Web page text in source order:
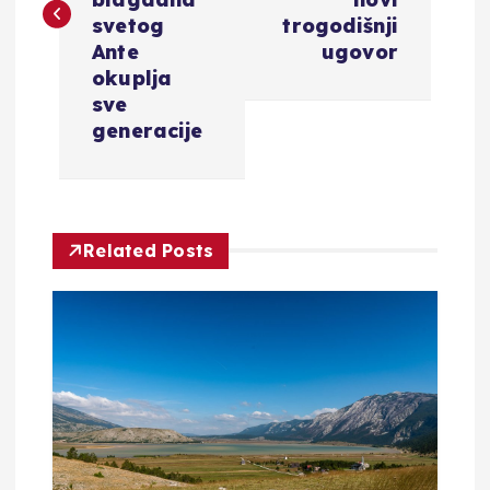
i
a
o
b
svetog
Ante
okuplja
sve
generacije
trogodišnji
ugovor
Related Posts